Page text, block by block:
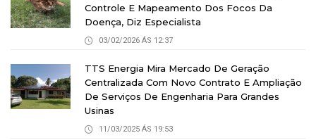
Controle E Mapeamento Dos Focos Da
Doença, Diz Especialista
03/02/2026 ÁS 12:37
TTS Energia Mira Mercado De Geração
Centralizada Com Novo Contrato E Ampliação
De Serviços De Engenharia Para Grandes
Usinas
11/03/2025 ÁS 19:53